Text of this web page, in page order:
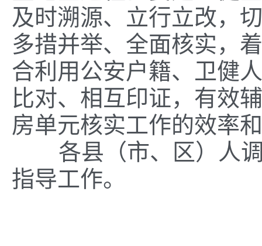
及时溯源、立行立改，
多措并举、全面核实，
合利用公安户籍、卫健
比对、相互印证，有效
房单元核实工作的效率
各县（市、区）人调
指导工作。